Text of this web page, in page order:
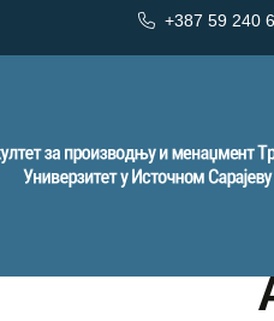
+387 59 240